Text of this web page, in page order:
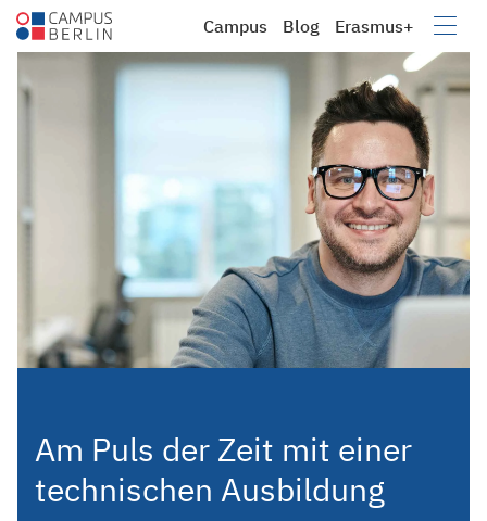
Campus
Berufsbildung e.V.
Campus Blog Erasmus+
Am Puls der Zeit mit einer
technischen Ausbildung